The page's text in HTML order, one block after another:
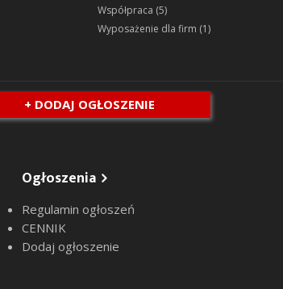
Współpraca (5)
Wyposażenie dla firm (1)
+ DODAJ OGŁOSZENIE
Ogłoszenia
Regulamin ogłoszeń
CENNIK
Dodaj ogłoszenie